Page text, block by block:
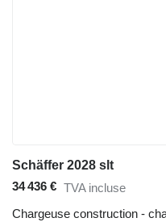
Schäffer 2028 slt
34 436 € TVA incluse
Chargeuse construction -